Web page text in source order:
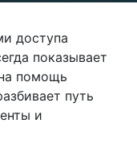
доступа
показывает
помощь
путь
и